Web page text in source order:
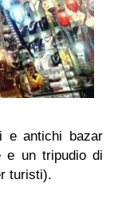
e antichi bazar
e un tripudio di
turisti).